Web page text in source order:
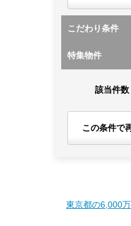
こだわり条件
特集物件
該当件数
この条件で
東京都の6,000